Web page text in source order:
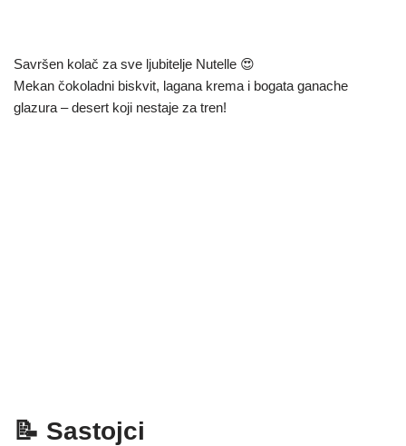
Savršen kolač za sve ljubitelje Nutelle 😍
Mekan čokoladni biskvit, lagana krema i bogata ganache
glazura – desert koji nestaje za tren!
📝 Sastojci